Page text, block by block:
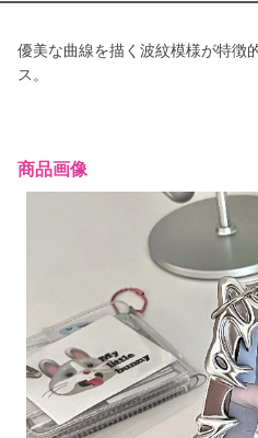
優美な曲線を描く波紋模様が特徴
ス。
商品画像